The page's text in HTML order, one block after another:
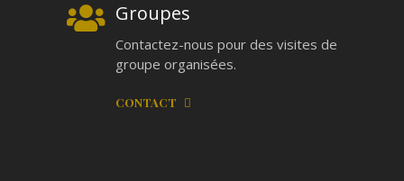
Groupes
Contactez-nous pour des visites de
groupe organisées.
CONTACT